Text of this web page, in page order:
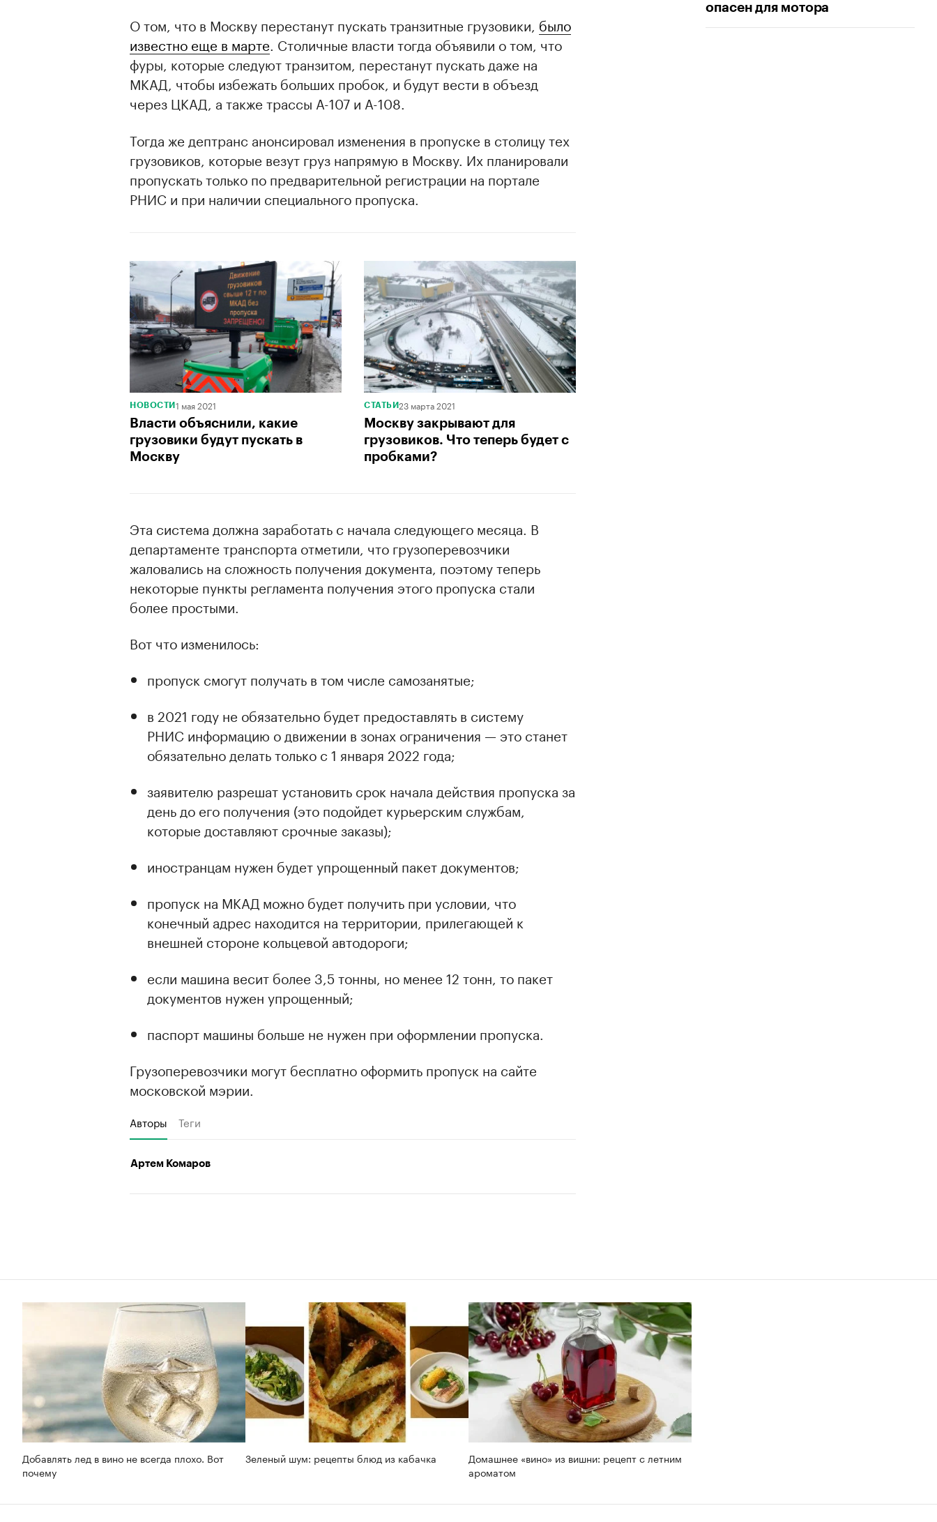
опасен для мотора
О том, что в Москву перестанут пускать транзитные грузовики, было
известно еще в марте . Столичные власти тогда объявили о том, что
фуры, которые следуют транзитом, перестанут пускать даже на
МКАД, чтобы избежать больших пробок, и будут вести в объезд
через ЦКАД, а также трассы А-107 и А-108.
Тогда же дептранс анонсировал изменения в пропуске в столицу тех
грузовиков, которые везут груз напрямую в Москву. Их планировали
пропускать только по предварительной регистрации на портале
РНИС и при наличии специального пропуска.
НОВОСТИ 1 мая 2021
Власти объяснили, какие
грузовики будут пускать в
Москву
СТАТЬИ23 марта 2021
Москву закрывают для
грузовиков. Что теперь будет с
пробками?
Эта система должна заработать с начала следующего месяца. В
департаменте транспорта отметили, что грузоперевозчики
жаловались на сложность получения документа, поэтому теперь
некоторые пункты регламента получения этого пропуска стали
более простыми.
Вот что изменилось:
пропуск смогут получать в том числе самозанятые;
в 2021 году не обязательно будет предоставлять в систему
РНИС информацию о движении в зонах ограничения — это станет
обязательно делать только с 1 января 2022 года;
заявителю разрешат установить срок начала действия пропуска за
день до его получения (это подойдет курьерским службам,
которые доставляют срочные заказы);
иностранцам нужен будет упрощенный пакет документов;
пропуск на МКАД можно будет получить при условии, что
конечный адрес находится на территории, прилегающей к
внешней стороне кольцевой автодороги;
если машина весит более 3,5 тонны, но менее 12 тонн, то пакет
документов нужен упрощенный;
паспорт машины больше не нужен при оформлении пропуска.
Грузоперевозчики могут бесплатно оформить пропуск на сайте
московской мэрии.
Авторы Теги
Артем Комаров
Добавлять лед в вино не всегда плохо. Вот
почему
Зеленый шум: рецепты блюд из кабачка
Домашнее «вино» из вишни: рецепт с летним
ароматом